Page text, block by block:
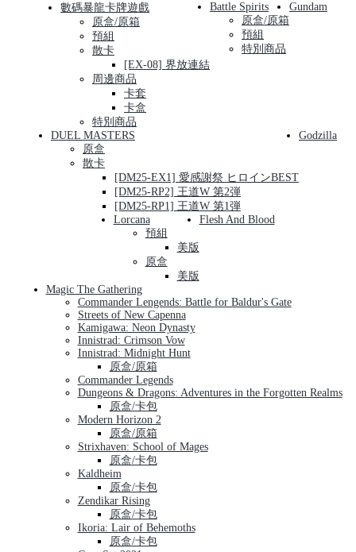
數碼暴龍卡牌遊戲
原盒/原箱
預組
散卡
[EX-08] 界放連結
周邊商品
卡套
卡盒
特別商品
Battle Spirits
原盒/原箱
預組
特別商品
Gundam
DUEL MASTERS
原盒
散卡
[DM25-EX1] 愛感謝祭 ヒロインBEST
[DM25-RP2] 王道W 第2弾
[DM25-RP1] 王道W 第1弾
Godzilla
Lorcana
預組
美版
原盒
美版
Flesh And Blood
Magic The Gathering
Commander Lengends: Battle for Baldur's Gate
Streets of New Capenna
Kamigawa: Neon Dynasty
Innistrad: Crimson Vow
Innistrad: Midnight Hunt
原盒/原箱
Commander Legends
Dungeons & Dragons: Adventures in the Forgotten Realms
原盒/卡包
Modern Horizon 2
原盒/原箱
Strixhaven: School of Mages
原盒/卡包
Kaldheim
原盒/卡包
Zendikar Rising
原盒/卡包
Ikoria: Lair of Behemoths
原盒/卡包